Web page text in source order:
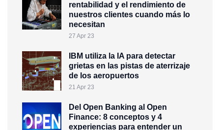
rentabilidad y el rendimiento de
nuestros clientes cuando más lo
necesitan
27 Apr 23
IBM utiliza la IA para detectar
grietas en las pistas de aterrizaje
de los aeropuertos
21 Apr 23
Del Open Banking al Open
Finance: 8 conceptos y 4
experiencias para entender un